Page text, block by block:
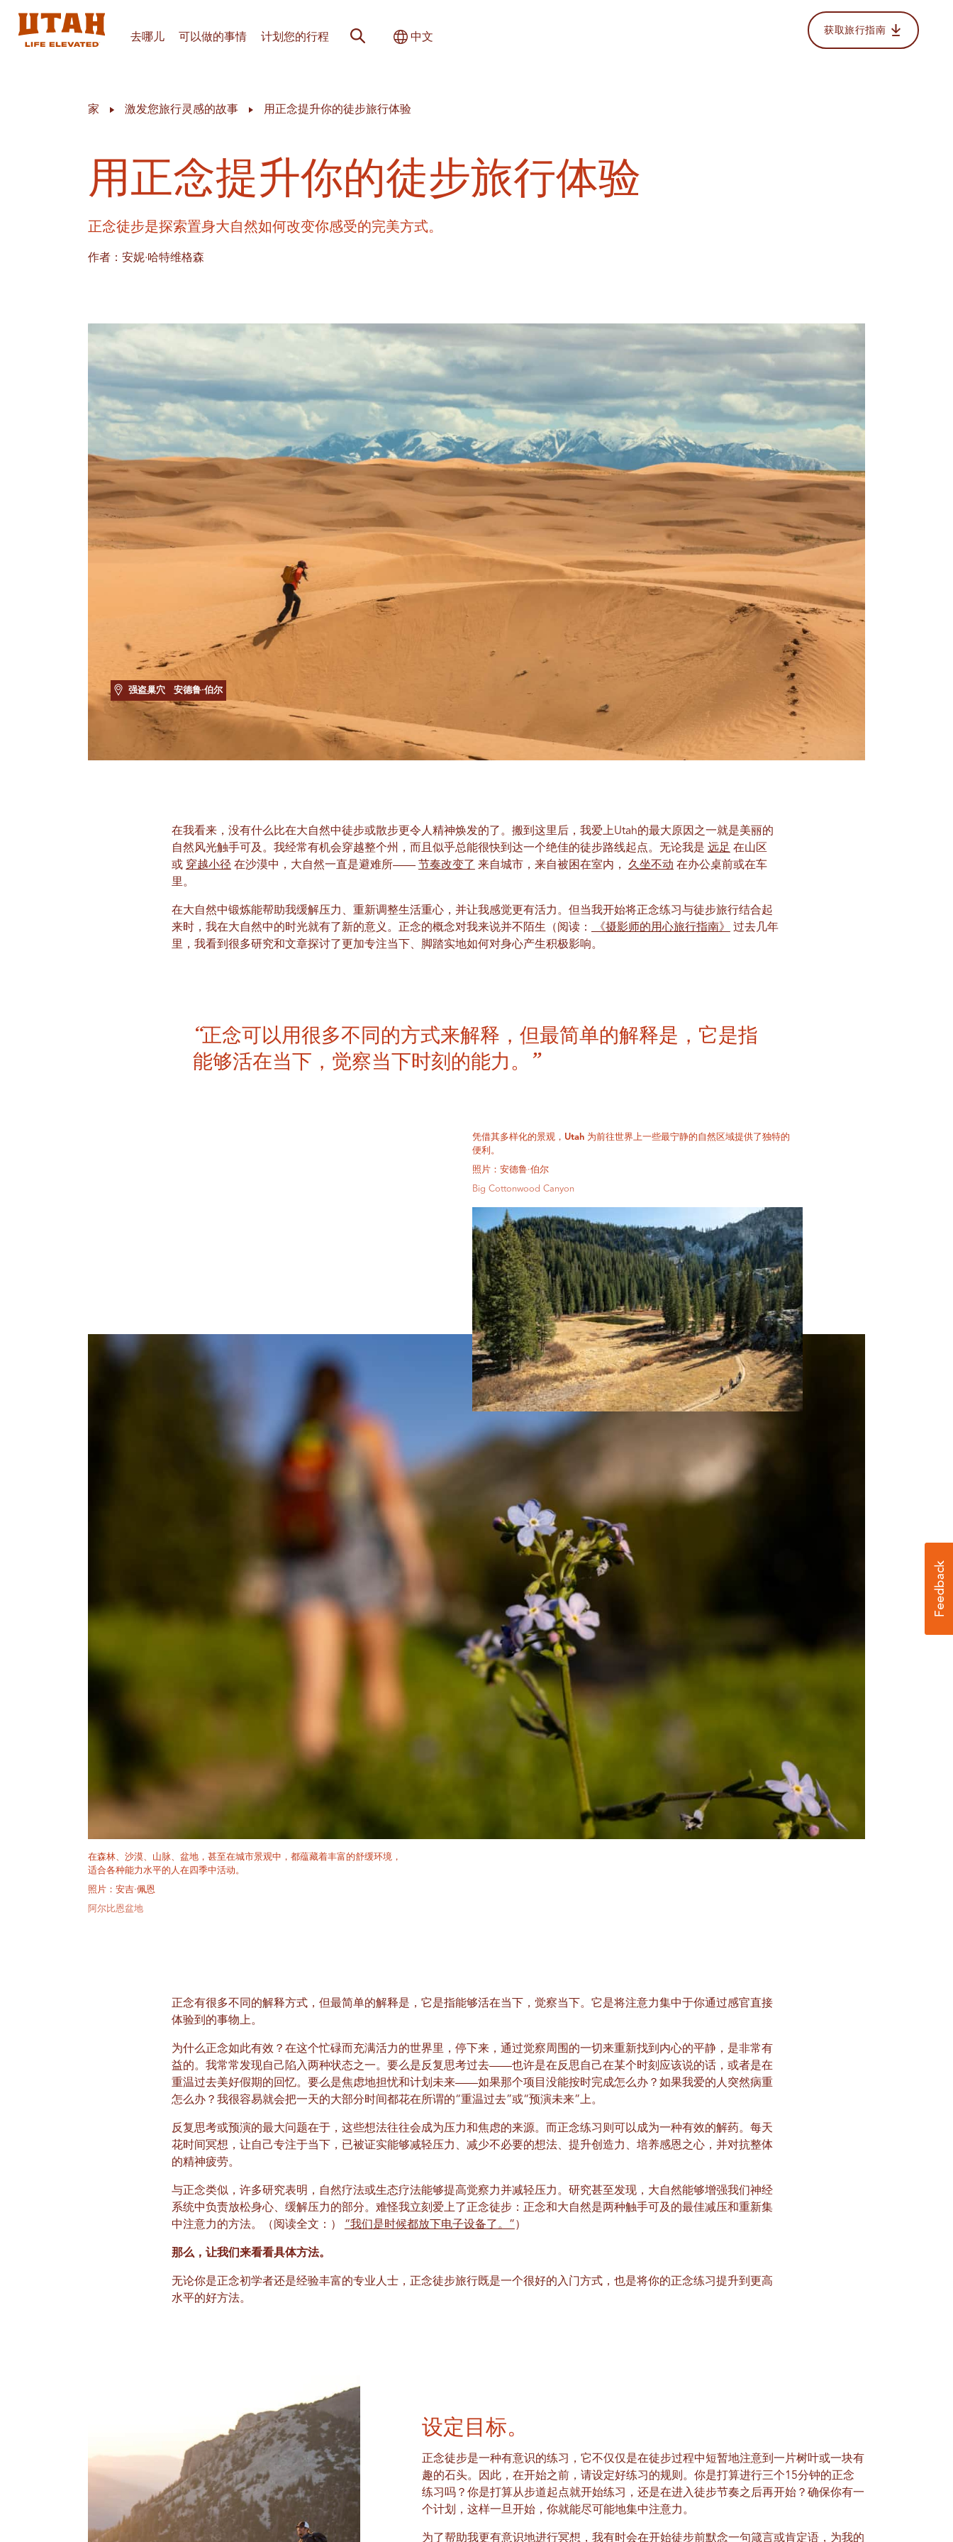
去哪儿 可以做的事情 计划您的行程 网站搜索切换国际
中文 获取旅行指南
家 激发您旅行灵感的故事 用正念提升你的徒步旅行体验
用正念提升你的徒步旅行体验
正念徒步是探索置身大自然如何改变你感受的完美方式。
作者：安妮·哈特维格森
强盗巢穴 安德鲁·伯尔
在我看来，没有什么比在大自然中徒步或散步更令人精神焕发的了。搬到这里后，我爱上Utah的最大原因之一就是美丽的
自然风光触手可及。我经常有机会穿越整个州，而且似乎总能很快到达一个绝佳的徒步路线起点。无论我是 远足 在山区
或 穿越小径在沙漠中，大自然一直是避难所—— 节奏改变了 来自城市，来自被困在室内， 久坐不动 在办公桌前或在车
里。
在大自然中锻炼能帮助我缓解压力、重新调整生活重心，并让我感觉更有活力。但当我开始将正念练习与徒步旅行结合起
来时，我在大自然中的时光就有了新的意义。正念的概念对我来说并不陌生（阅读：
《摄影师的用心旅行指南》
过去几年
里，我看到很多研究和文章探讨了更加专注当下、脚踏实地如何对身心产生积极影响。
“正念可以用很多不同的方式来解释，但最简单的解释是，它是指
能够活在当下，觉察当下时刻的能力。”
凭借其多样化的景观，Utah 为前往世界上一些最宁静的自然区域提供了独特的
便利。
照片：安德鲁·伯尔
Big Cottonwood Canyon
在森林、沙漠、山脉、盆地，甚至在城市景观中，都蕴藏着丰富的舒缓环境，
适合各种能力水平的人在四季中活动。
照片：安吉·佩恩
阿尔比恩盆地
正念有很多不同的解释方式，但最简单的解释是，它是指能够活在当下，觉察当下。它是将注意力集中于你通过感官直接
体验到的事物上。
为什么正念如此有效？在这个忙碌而充满活力的世界里，停下来，通过觉察周围的一切来重新找到内心的平静，是非常有
益的。我常常发现自己陷入两种状态之一。要么是反复思考过去——也许是在反思自己在某个时刻应该说的话，或者是在
重温过去美好假期的回忆。要么是焦虑地担忧和计划未来——如果那个项目没能按时完成怎么办？如果我爱的人突然病重
怎么办？我很容易就会把一天的大部分时间都花在所谓的“重温过去”或“预演未来”上。
反复思考或预演的最大问题在于，这些想法往往会成为压力和焦虑的来源。而正念练习则可以成为一种有效的解药。每天
花时间冥想，让自己专注于当下，已被证实能够减轻压力、减少不必要的想法、提升创造力、培养感恩之心，并对抗整体
的精神疲劳。
与正念类似，许多研究表明，自然疗法或生态疗法能够提高觉察力并减轻压力。研究甚至发现，大自然能够增强我们神经
系统中负责放松身心、缓解压力的部分。难怪我立刻爱上了正念徒步：正念和大自然是两种触手可及的最佳减压和重新集
中注意力的方法。（阅读全文：） “我们是时候都放下电子设备了。”）
那么，让我们来看看具体方法。
无论你是正念初学者还是经验丰富的专业人士，正念徒步旅行既是一个很好的入门方式，也是将你的正念练习提升到更高
水平的好方法。
设定目标。
正念徒步是一种有意识的练习，它不仅仅是在徒步过程中短暂地注意到一片树叶或一块有
趣的石头。因此，在开始之前，请设定好练习的规则。你是打算进行三个15分钟的正念
练习吗？你是打算从步道起点就开始练习，还是在进入徒步节奏之后再开始？确保你有一
个计划，这样一旦开始，你就能尽可能地集中注意力。
为了帮助我更有意识地进行冥想，我有时会在开始徒步前默念一句箴言或肯定语，为我的